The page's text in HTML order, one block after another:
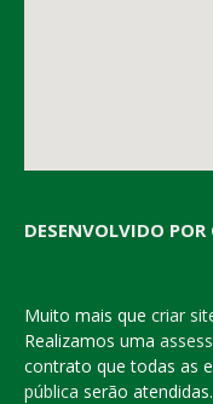
DESENVOLVIDO POR
Muito mais que criar
Realizamos uma
contrato que todas as
pública serão atendidas.